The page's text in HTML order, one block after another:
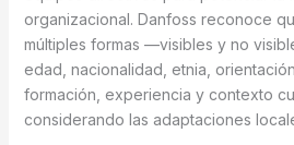
organizacional. Danfoss reconoce
múltiples formas —visibles y no
edad, nacionalidad, etnia,
formación, experiencia y contexto
considerando las adaptaciones